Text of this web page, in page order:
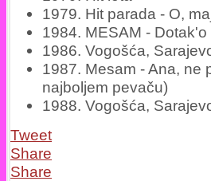
1979. Hit parada - O,
1984. MESAM -
1986. Vogošća,
1987. Mesam - Ana, ne
najboljem pevaču)
1988. Vogošća,
Tweet
Share
Share